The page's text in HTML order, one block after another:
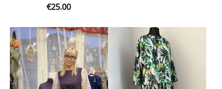
€25.00